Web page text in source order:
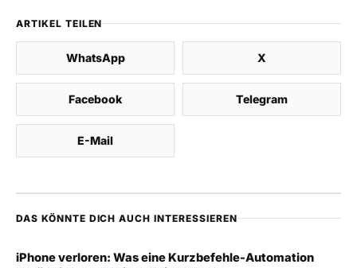
ARTIKEL TEILEN
WhatsApp X
Facebook Telegram
E-Mail
DAS KÖNNTE DICH AUCH INTERESSIEREN
iPhone verloren: Was eine Kurzbefehle-Automation